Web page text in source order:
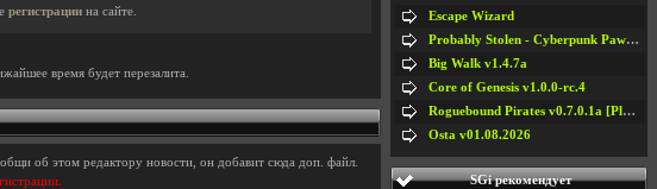
регистрациина сайте.
время будет перезалита.
об этом редактору новости, он добавит сюда доп. файл.
Escape Wizard
Probably Stolen - Cyberpunk Pawnshop Simulator v048c [Playtest]
Big Walk v1.4.7a
Core of Genesis v1.0.0-rc.4
Roguebound Pirates v0.7.0.1a [Playtest]
Osta v01.08.2026
SGi рекомендует